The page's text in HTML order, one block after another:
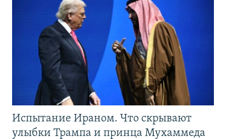
Испытание Ираном. Что скрывают
улыбки Трампа и принца Мухаммеда